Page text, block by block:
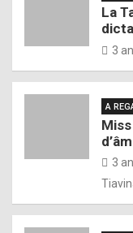
La
3
A
3